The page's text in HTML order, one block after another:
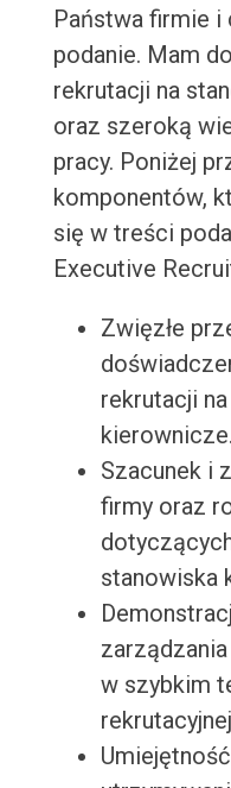
Państwa firmie i
podanie. Mam
rekrutacji na
oraz szeroką
pracy. Poniżej
komponentów,
się w treści
Executive
Zwięzłe
rekrutacji
kierownicze.
Szacunek i
firmy oraz
stanowiska
w szybkim